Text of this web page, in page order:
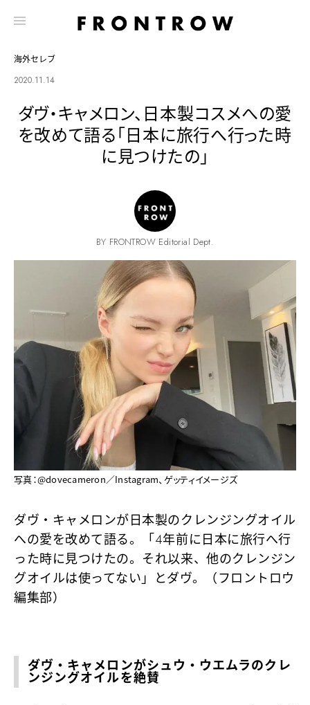
海外セレブ
2020.11.14
ダヴ・キャメロン、日本製コスメへの愛
を改めて語る「日本に旅行へ行った時
に見つけたの」
BY FRONTROW Editorial Dept.
写真：@dovecameron／Instagram、ゲッティイメージズ
ダヴ・キャメロンが日本製のクレンジングオイル
への愛を改めて語る。「4年前に日本に旅行へ行
った時に見つけたの。それ以来、他のクレンジン
グオイルは使ってない」とダヴ。（フロントロウ
編集部）
ダヴ・キャメロンがシュウ・ウエムラのクレ
ンジングオイルを絶賛